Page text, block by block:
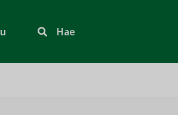
Hae